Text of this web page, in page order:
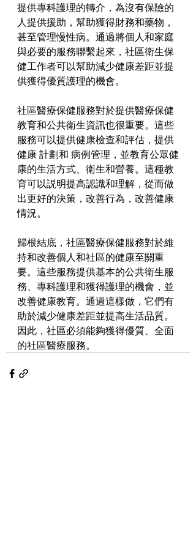
提供專科護理的轉介，為沒有保險的
人提供援助，幫助獲得財務和藥物，
甚至管理慢性病。通過將個人和家庭
與必要的服務聯繫起來，社區衛生保
健工作者可以幫助減少健康差距並提
供獲得優質護理的機會。
社區醫療保健服務對於提供醫療保健
教育和公共衛生資訊也很重要。這些
服務可以提供健康檢查和評估，提供
健康 計劃和 病例管理，並教育公眾健
康的生活方式、衛生和營養。這種教
育可以説明提高認識和理解，從而做
出更好的決策，改善行為，改善健康
情況。
歸根結底，社區醫療保健服務對於維
持和改善個人和社區的健康至關重
要。這些服務提供基本的公共衛生服
務、專科護理和獲得護理的機會，並
改善健康教育。通過這樣做，它們有
助於減少健康差距並提高生活品質。
因此，社區必須能夠獲得優質、全面
的社區醫療服務。